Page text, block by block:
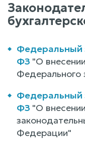
Федеральный
ФЗ "О
Федерального
Федеральный
ФЗ "О
Федерации"